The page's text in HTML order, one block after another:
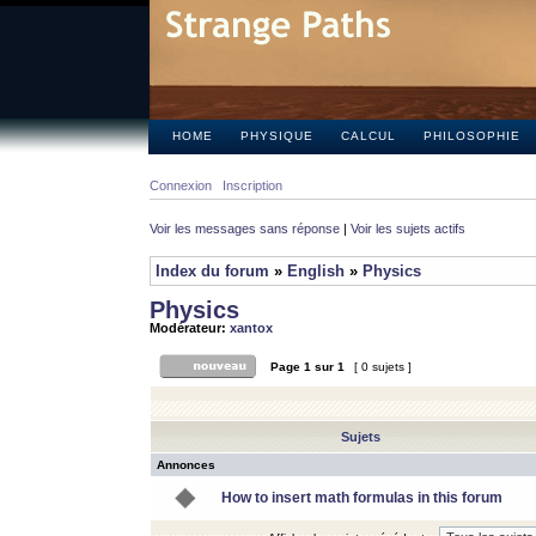
HOME PHYSIQUE CALCUL PHILOSOPHIE
Connexion Inscription
Voir les messages sans réponse | Voir les sujets actifs
Index du forum » English » Physics
Physics
Modérateur: xantox
Page 1 sur 1 [ 0 sujets ]
Sujets
Annonces
How to insert math formulas in this forum